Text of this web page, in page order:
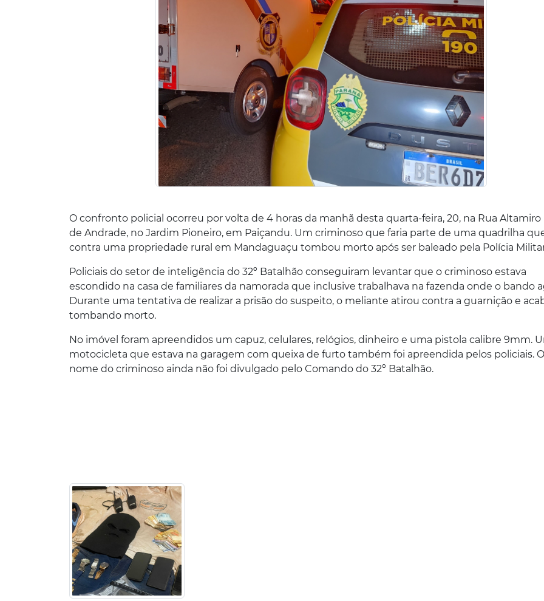
O confronto policial ocorreu por volta de 4 horas da manhã desta quarta-feira, 20, na Rua Altamiro
de Andrade, no Jardim Pioneiro, em Paiçandu. Um criminoso que faria parte de uma quadrilha
contra uma propriedade rural em Mandaguaçu tombou morto após ser baleado pela Polícia
Policiais do setor de inteligência do 32º Batalhão conseguiram levantar que o criminoso estava
escondido na casa de familiares da namorada que inclusive trabalhava na fazenda onde o bando
Durante uma tentativa de realizar a prisão do suspeito, o meliante atirou contra a guarnição e
tombando morto.
No imóvel foram apreendidos um capuz, celulares, relógios, dinheiro e uma pistola calibre 9mm.
motocicleta que estava na garagem com queixa de furto também foi apreendida pelos policiais. O
nome do criminoso ainda não foi divulgado pelo Comando do 32º Batalhão.